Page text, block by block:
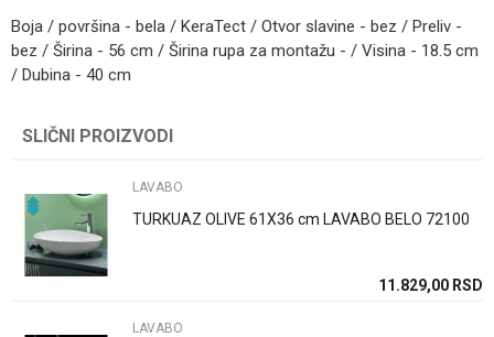
Boja / površina - bela / KeraTect / Otvor slavine - bez / Preliv -
bez / Širina - 56 cm / Širina rupa za montažu - / Visina - 18.5 cm
/ Dubina - 40 cm
Poruka
Brend
Način ugradnje/Tip
Dimenzija
Boja
SLIČNI PROIZVODI
LAVABO
TURKUAZ OLIVE 61X36 cm LAVABO BELO 72100
11.829,00 RSD
LAVABO